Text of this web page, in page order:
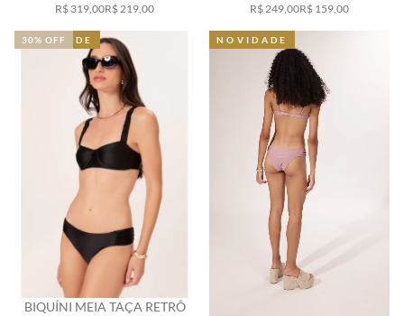
R$ 319,00R$ 219,00
R$ 249,00R$ 159,00
BIQUÍNI MEIA TAÇA RETRÔ
NOVIDADE
NOVIDADE
30% OFF NOVIDADE
NOVIDADE